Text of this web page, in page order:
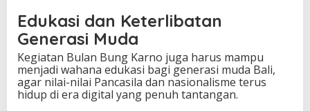
Edukasi dan Keterlibatan
Generasi Muda
Kegiatan Bulan Bung Karno juga harus mampu
menjadi wahana edukasi bagi generasi muda Bali,
agar nilai-nilai Pancasila dan nasionalisme terus
hidup di era digital yang penuh tantangan.